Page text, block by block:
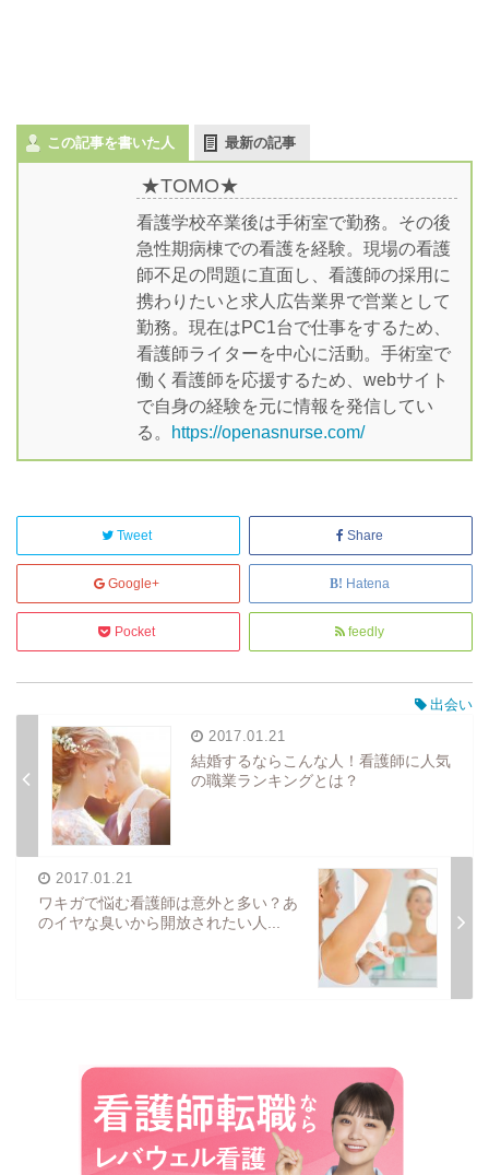
この記事を書いた人 最新の記事
★TOMO★
看護学校卒業後は手術室で勤務。その後
急性期病棟での看護を経験。現場の看護
師不足の問題に直面し、看護師の採用に
携わりたいと求人広告業界で営業として
勤務。現在はPC1台で仕事をするため、
看護師ライターを中心に活動。手術室で
働く看護師を応援するため、webサイト
で自身の経験を元に情報を発信してい
る。
https://openasnurse.com/
Tweet Share
Google+ Hatena
Pocket feedly
出会い
2017.01.21
結婚するならこんな人！看護師に人気
の職業ランキングとは？
2017.01.21
ワキガで悩む看護師は意外と多い？あ
のイヤな臭いから開放されたい人...